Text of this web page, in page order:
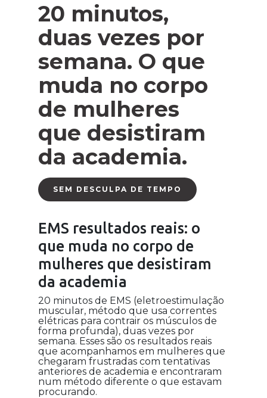
20 minutos,
duas vezes por
semana. O que
muda no corpo
de mulheres
que desistiram
da academia.
SEM DESCULPA DE TEMPO
EMS resultados reais: o
que muda no corpo de
mulheres que desistiram
da academia
20 minutos de EMS (eletroestimulação
muscular, método que usa correntes
elétricas para contrair os músculos de
forma profunda), duas vezes por
semana. Esses são os resultados reais
que acompanhamos em mulheres que
chegaram frustradas com tentativas
anteriores de academia e encontraram
num método diferente o que estavam
procurando.